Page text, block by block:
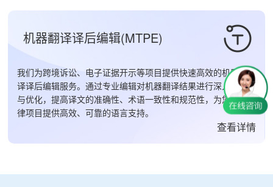
机器翻译译后编辑(MTPE)
我们为跨境诉讼、电子证据开示等项目提供快速高效的机器翻
译译后编辑服务。通过专业编辑对机器翻译结果进行深入校对
与优化，提高译文的准确性、术语一致性和规范性，为您的法
律项目提供高效、可靠的语言支持。
查看详情